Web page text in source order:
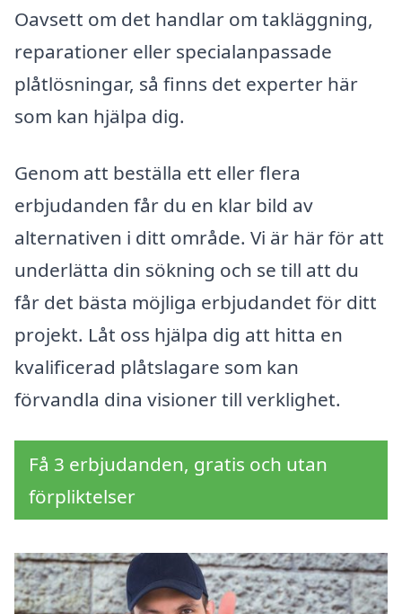
Oavsett om det handlar om takläggning,
reparationer eller specialanpassade
plåtlösningar, så finns det experter här
som kan hjälpa dig.
Genom att beställa ett eller flera
erbjudanden får du en klar bild av
alternativen i ditt område. Vi är här för att
underlätta din sökning och se till att du
får det bästa möjliga erbjudandet för ditt
projekt. Låt oss hjälpa dig att hitta en
kvalificerad plåtslagare som kan
förvandla dina visioner till verklighet.
Få 3 erbjudanden, gratis och utan
förpliktelser